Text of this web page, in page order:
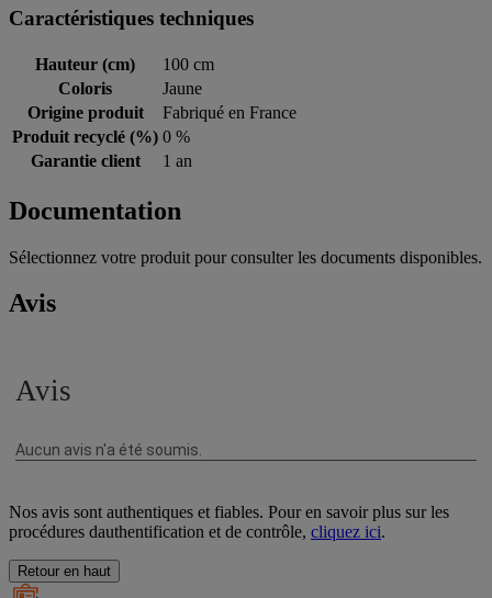
Caractéristiques techniques
Hauteur (cm)
100 cm
Coloris
Jaune
Origine produit
Fabriqué en France
Produit recyclé (%) 0 %
Garantie client
1 an
Documentation
Sélectionnez votre produit pour consulter les documents disponibles.
Avis
Nos avis sont authentiques et fiables. Pour en savoir plus sur les
procédures dauthentification et de contrôle, cliquez ici.
Retour en haut